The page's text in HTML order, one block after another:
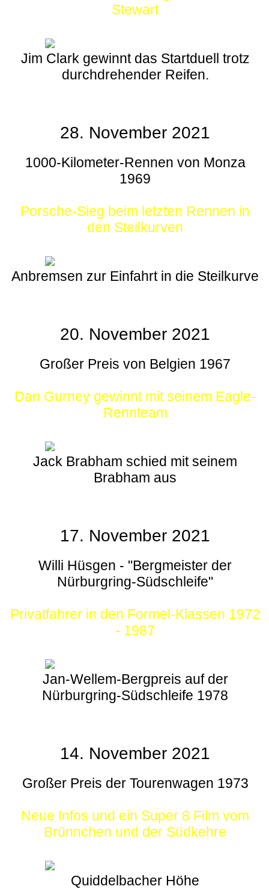
Stewart
Jim Clark gewinnt das Startduell trotz
durchdrehender Reifen.
28. November 2021
1000-Kilometer-Rennen von Monza
1969
Porsche-Sieg beim letzten Rennen in
den Steilkurven
Anbremsen zur Einfahrt in die Steilkurve
20. November 2021
Großer Preis von Belgien 1967
Dan Gurney gewinnt mit seinem Eagle-
Rennteam
Jack Brabham schied mit seinem
Brabham aus
17. November 2021
Willi Hüsgen - "Bergmeister der
Nürburgring-Südschleife"
Privatfahrer in den Formel-Klassen 1972
- 1987
Jan-Wellem-Bergpreis auf der
Nürburgring-Südschleife 1978
14. November 2021
Großer Preis der Tourenwagen 1973
Neue Infos und ein Super 8 Film vom
Brünnchen und der Südkehre
Quiddelbacher Höhe